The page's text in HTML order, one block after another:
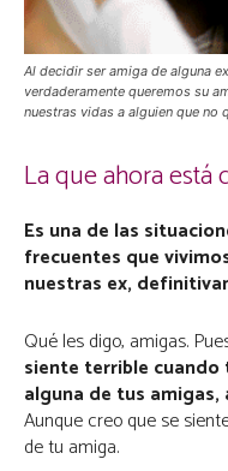
Al decidir ser amiga de alguna
verdaderamente queremos su
nuestras vidas a alguien que no
La que ahora está
Es una de las
frecuentes que
nuestras ex,
Qué les digo, amigas.
siente terrible cuando
alguna de tus amigas,
Aunque creo que se
de tu amiga.